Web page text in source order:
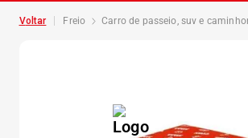
freio carro de passeio, suv e